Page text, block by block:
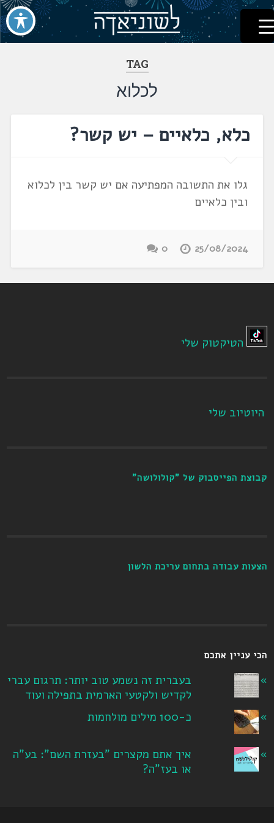
דלג
לתוכן
לשוניאדה
עברית. לשון. שפה
TAG
לכלוא
כלא, כלאיים – יש קשר?
גלו את התשובה המפתיעה אם יש קשר בין לכלוא
ובין כלאיים
25/08/2024
0
הטיקטוק שלי
היוטיוב שלי
קבוצת הפייסבוק של "קולולושה"
הצעות עבודה בתחום עריכת הלשון
הכי עניין אתכם
בעברית זה נשמע טוב יותר: תרגום עברי
לקדיש ולקטעי הארמית בתפילה ועוד
כ-100 מילים מולחמות
איך אתם מקצרים "בעזרת השם": בע"ה
או בעז"ה?